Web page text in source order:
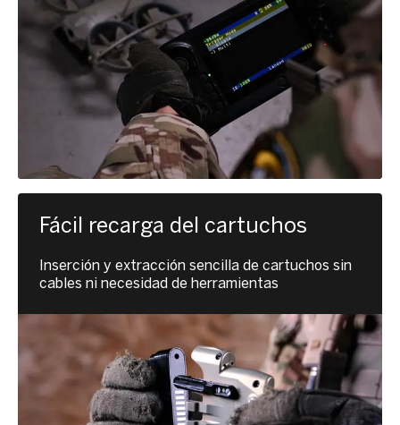
Fácil recarga del cartuchos
Inserción y extracción sencilla de cartuchos sin
cables ni necesidad de herramientas